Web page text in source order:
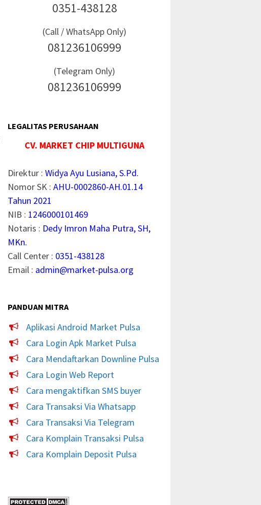
0351-438128
(Call / WhatsApp Only)
081236106999
(Telegram Only)
081236106999
LEGALITAS PERUSAHAAN
CV. MARKET CHIP MULTIGUNA
Direktur :Widya Ayu Lusiana, S.Pd.
Nomor SK :AHU-0002860-AH.01.14
Tahun 2021
NIB : 1246000101469
Notaris : Dedy Imron Maha Putra, SH,
MKn.
Call Center : 0351-438128
Email : admin@market-pulsa.org
PANDUAN MITRA
Aplikasi Android Market Pulsa
Cara Login Apk Market Pulsa
Cara Mendaftarkan Downline Pulsa
Cara Login Web Report
Cara mengaktifkan SMS buyer
Cara Transaksi Via Whatsapp
Cara Transaksi Via Telegram
Cara Komplain Transaksi Pulsa
Cara Komplain Deposit Pulsa